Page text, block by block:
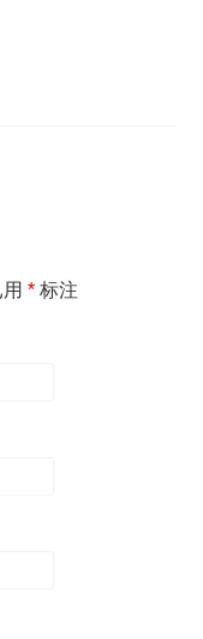
用* 标注